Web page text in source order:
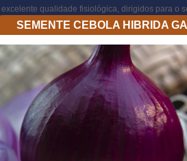
qualidade fisiológica, dirigidos para o
SEMENTE CEBOLA HIBRIDA